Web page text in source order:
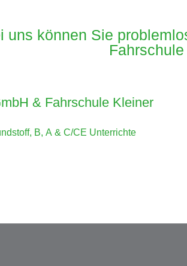
uns können Sie
& Fahrschule Kleiner
B, A & C/CE Unterrichte